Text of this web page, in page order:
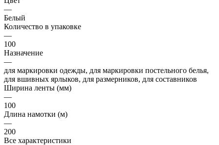
—
Белый
Количество в упаковке
—
100
Назначение
—
для маркировки одежды, для маркировки постельного белья,
для вшивных ярлыков, для размерников, для составников
Ширина ленты (мм)
—
100
Длина намотки (м)
—
200
Все характеристики